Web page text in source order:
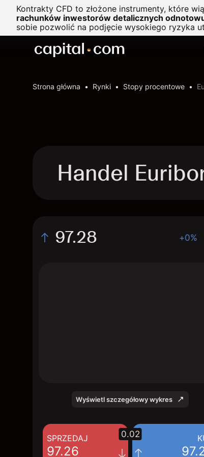
Kontrakty CFD to złożone instrumenty, które
rachunków inwestorów detalicznych
sobie pozwolić na podjęcie wysokiego ryzyka
Strona główna Rynki Stopy procentowe
Handel
97.28 +0%
Wyświetl szczegółowy wykres
SPRZEDAJ
97.26
0.02